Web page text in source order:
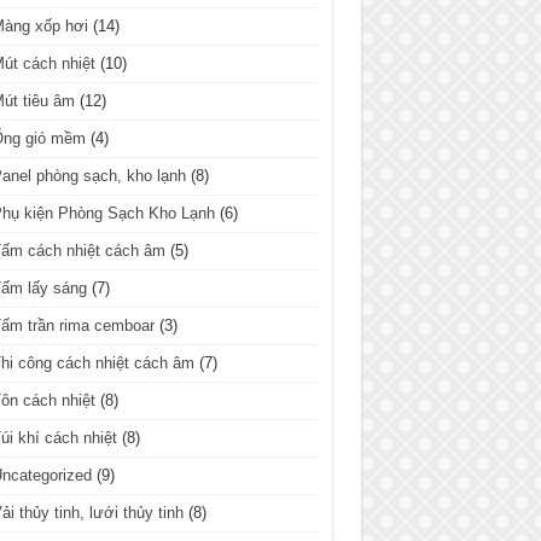
xốp hơi (14)
cách nhiệt (10)
tiêu âm (12)
gió mềm (4)
phòng sạch, kho lạnh (8)
kiện Phòng Sạch Kho Lạnh (6)
cách nhiệt cách âm (5)
lấy sáng (7)
trần rima cemboar (3)
công cách nhiệt cách âm (7)
cách nhiệt (8)
khí cách nhiệt (8)
(9)
thủy tinh, lưới thủy tinh (8)